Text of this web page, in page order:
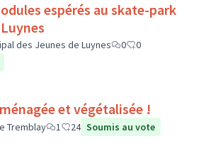
espérés au skate-park
des Jeunes de Luynes 0
0
et végétalisée !
Tremblay 1 24 Soumis au vote